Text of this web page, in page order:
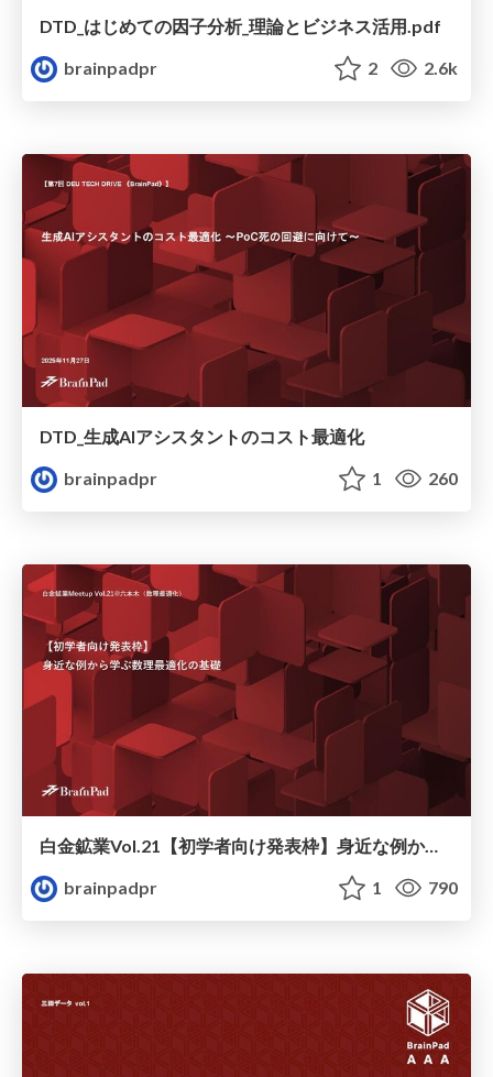
DTD_はじめての因子分析_理論とビジネス活用.pdf
brainpadpr
2 2.6k
DTD_生成AIアシスタントのコスト最適化
brainpadpr
1 260
白金鉱業Vol.21【初学者向け発表枠】身近な例から学ぶ数理最適化の基礎 / Learning the Basics of Mathematical Optimization Through Everyday Examples
brainpadpr
1 790